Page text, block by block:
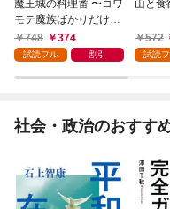
魔王城の料理番 〜コワ
モテ魔族ばかりだけ
ど、ホワイトな職場で
す〜 1巻
748 374
試読フル 割引
山と
572
試読
社会・政治のおすす